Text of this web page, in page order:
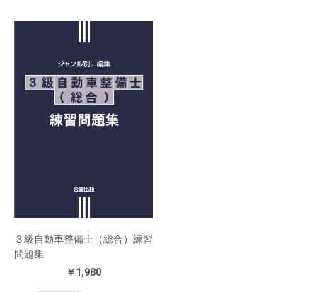
３級自動車整備士（総合）練習
問題集
￥1,980